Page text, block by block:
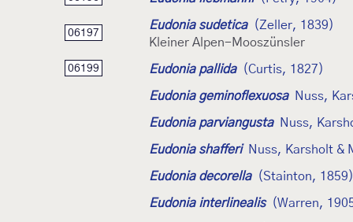
06197
Eudonia sudetica
(Zeller, 1839)
Kleiner Alpen-Mooszünsler
06199 Eudonia pallida (Curtis, 1827)
Eudonia geminoflexuosa Nuss,
Eudonia parviangusta Nuss,
Eudonia shafferi Nuss, Karsholt &
Eudonia decorella (Stainton, 1859)
Eudonia interlinealis (Warren,